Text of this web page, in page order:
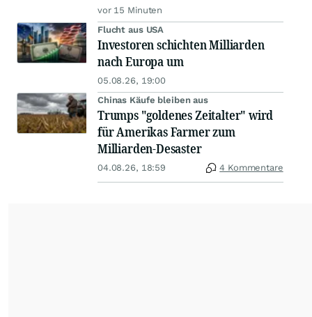
vor 15 Minuten
Flucht aus USA
Investoren schichten Milliarden
nach Europa um
05.08.26, 19:00
Chinas Käufe bleiben aus
Trumps "goldenes Zeitalter" wird
für Amerikas Farmer zum
Milliarden-Desaster
04.08.26, 18:59 4 Kommentare